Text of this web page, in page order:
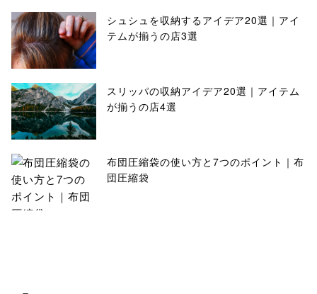
シュシュを収納するアイデア20選｜アイ
テムが揃うの店3選
スリッパの収納アイデア20選｜アイテム
が揃うの店4選
布団圧縮袋の使い方と7つのポイント｜布
団圧縮袋